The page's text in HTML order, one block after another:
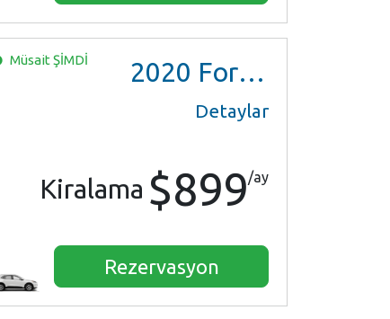
Müsait ŞİMDİ 2020 Ford Escape SE
Detaylar
Kiralama $899/ay
Rezervasyon